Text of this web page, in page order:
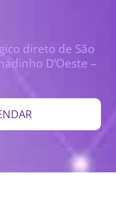
direto de São
D’Oeste –